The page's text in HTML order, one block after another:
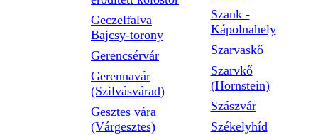
Geczelfalva
Bajcsy-torony
Gerencsérvár
Gerennavár
(Szilvásvárad)
Gesztes vára
(Várgesztes)
Szank -
Kápolnahely
Szarvaskő
Szarvkő
(Hornstein)
Szászvár
Székelyhíd